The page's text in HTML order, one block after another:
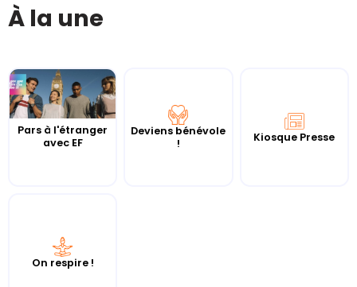
À la une
Pars à l'étranger
avec EF
Deviens bénévole
!
Kiosque Presse
On respire !